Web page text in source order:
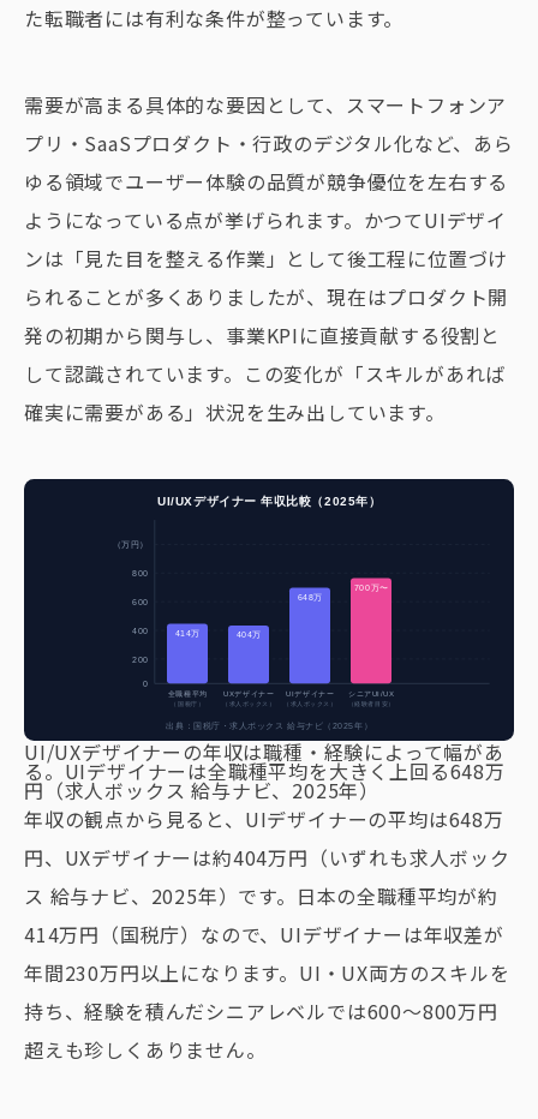
た転職者には有利な条件が整っています。
需要が高まる具体的な要因として、スマートフォンア
プリ・SaaSプロダクト・行政のデジタル化など、あら
ゆる領域でユーザー体験の品質が競争優位を左右する
ようになっている点が挙げられます。かつてUIデザイ
ンは「見た目を整える作業」として後工程に位置づけ
られることが多くありましたが、現在はプロダクト開
発の初期から関与し、事業KPIに直接貢献する役割と
して認識されています。この変化が「スキルがあれば
確実に需要がある」状況を生み出しています。
UI/UXデザイナー 年収比較（2025年）
0
200
400
600
800
（万円）
414万
全職種平均
（国税庁）
404万
UXデザイナー
（求人ボックス）
648万
UIデザイナー
（求人ボックス）
700万〜
シニアUI/UX
（経験者目安）
出典：国税庁・求人ボックス 給与ナビ（2025年）
UI/UXデザイナーの年収は職種・経験によって幅があ
る。UIデザイナーは全職種平均を大きく上回る648万
円（求人ボックス 給与ナビ、2025年）
年収の観点から見ると、UIデザイナーの平均は648万
円、UXデザイナーは約404万円（いずれも求人ボック
ス 給与ナビ、2025年）です。日本の全職種平均が約
414万円（国税庁）なので、UIデザイナーは年収差が
年間230万円以上になります。UI・UX両方のスキルを
持ち、経験を積んだシニアレベルでは600〜800万円
超えも珍しくありません。